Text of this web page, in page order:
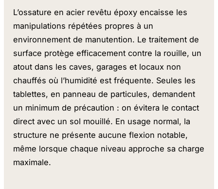
L’ossature en acier revêtu époxy encaisse les
manipulations répétées propres à un
environnement de manutention. Le traitement de
surface protège efficacement contre la rouille, un
atout dans les caves, garages et locaux non
chauffés où l’humidité est fréquente. Seules les
tablettes, en panneau de particules, demandent
un minimum de précaution : on évitera le contact
direct avec un sol mouillé. En usage normal, la
structure ne présente aucune flexion notable,
même lorsque chaque niveau approche sa charge
maximale.